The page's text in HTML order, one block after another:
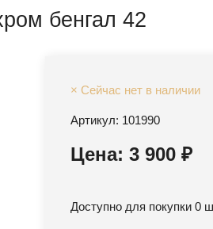
бенгал 42
× Сейчас нет в наличии
Артикул: 101990
Цена: 3 900 ₽
Доступно для покупки 0